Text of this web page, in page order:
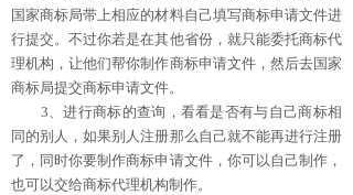
国家商标局带上相应的材料自己填写商标申请文件进
行提交。不过你若是在其他省份，就只能委托商标代
理机构，让他们帮你制作商标申请文件，然后去国家
商标局提交商标申请文件。
3、进行商标的查询，看看是否有与自己商标相
同的别人，如果别人注册那么自己就不能再进行注册
了，同时你要制作商标申请文件，你可以自己制作，
也可以交给商标代理机构制作。